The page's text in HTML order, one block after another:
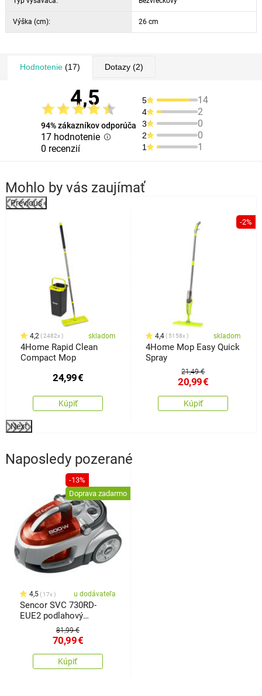
Výška (cm): 26 cm
Hodnotenie(17) Dotazy(2)
4,5
94% zákazníkov odporúča
17 hodnotenie
0 recenzií
5 14
4 2
3 0
2 0
1 1
Mohlo by vás zaujímať
Previous
4,2 2482x skladom
4Home Rapid Clean
Compact Mop
24,99€
Kúpiť
-2%
4,4 5158x skladom
4Home Mop Easy Quick
Spray
21,49 €
20,99€
Kúpiť
Next
Naposledy pozerané
-13%
Doprava zadarmo
4,5 17x u dodávateľa
Sencor SVC 730RD-
EUE2 podlahový
vysávač červená
81,99 €
70,99€
Kúpiť